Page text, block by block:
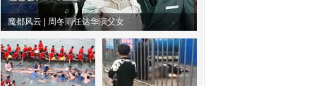
魔都风云 | 周冬雨任达华演父女